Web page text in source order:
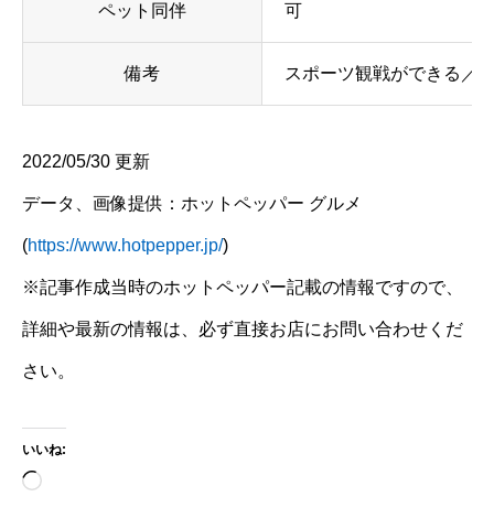
ペット同伴 可
備考 スポーツ観戦ができる／
2022/05/30 更新
データ、画像提供：ホットペッパー グルメ
(https://www.hotpepper.jp/)
※記事作成当時のホットペッパー記載の情報ですので、
詳細や最新の情報は、必ず直接お店にお問い合わせくだ
さい。
いいね:
読